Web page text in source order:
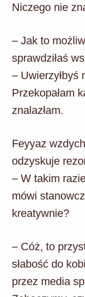
Niczego nie
– Jak to
sprawdziłaś
– Uwierzyłbyś
Przekopałam
znalazłam.
Feyyaz
odzyskuje
– W takim
mówi
kreatywnie?
– Cóż, to
słabość do
przez media